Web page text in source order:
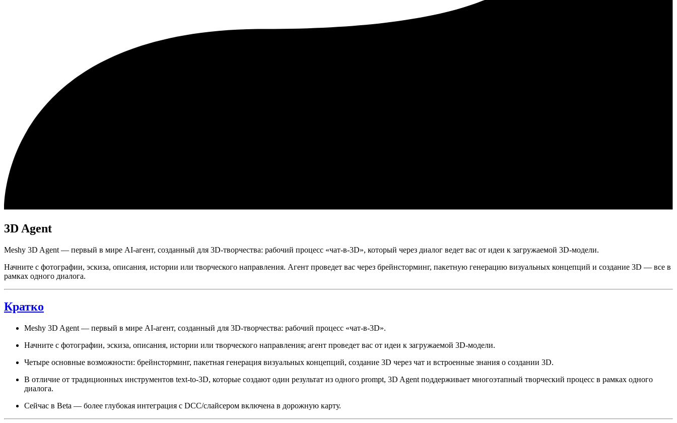
3D Agent
Meshy 3D Agent — первый в мире AI-агент, созданный для 3D-творчества: рабочий процесс «чат-в-3D», который через диалог ведет вас от идеи к загружаемой 3D-модели.
Начните с фотографии, эскиза, описания, истории или творческого направления. Агент проведет вас через брейнсторминг, пакетную генерацию визуальных концепций и создание 3D — все в
рамках одного диалога.
Кратко
Meshy 3D Agent — первый в мире AI-агент, созданный для 3D-творчества: рабочий процесс «чат-в-3D».
Начните с фотографии, эскиза, описания, истории или творческого направления; агент проведет вас от идеи к загружаемой 3D-модели.
Четыре основные возможности: брейнсторминг, пакетная генерация визуальных концепций, создание 3D через чат и встроенные знания о создании 3D.
В отличие от традиционных инструментов text-to-3D, которые создают один результат из одного prompt, 3D Agent поддерживает многоэтапный творческий процесс в рамках одного
диалога.
Сейчас в Beta — более глубокая интеграция с DCC/слайсером включена в дорожную карту.